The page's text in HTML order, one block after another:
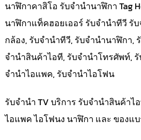
นาฬิกาคาสิโอ รับจำนำนาฬิกา Tag
นาฬิกาแท็คฮอยเออร์ รับจำนำทีวี รั
กล้อง, รับจำนำทีวี, รับจำนำนาฬิกา,
จำนำสินค้าไอที, รับจำนำโทรศัพท์,
จำนำไอแพค, รับจำนำไอโฟน
รับจำนำ TV บริการ รับจำนำสินค้าไ
ไอแพค ไอโฟนง นาฬิกา และ ของแ